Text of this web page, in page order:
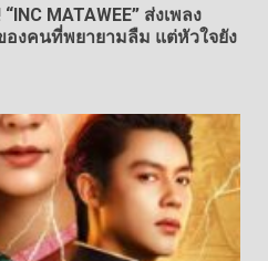
MATAWEE” ส่งเพลง
องคนที่พยายามลืม แต่หัวใจยัง